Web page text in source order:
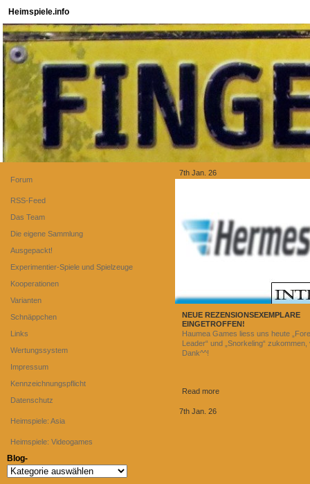
Heimspiele.info
7th Jan. 26
NEUE REZENSIONSEXEMPLARE
EINGETROFFEN!
Haumea Games liess uns heute
Leader“ und „Snorkeling“ zukommen,
Dank^^!
Read more
7th Jan. 26
Forum
RSS-Feed
Das Team
Die eigene Sammlung
Ausgepackt!
Experimentier-Spiele und Spielzeuge
Kooperationen
Varianten
Schnäppchen
Links
Wertungssystem
Impressum
Kennzeichnungspflicht
Datenschutz
Heimspiele: Asia
Heimspiele: Videogames
Blog-
Blog-